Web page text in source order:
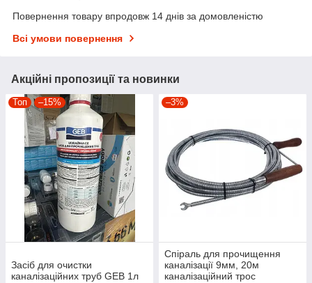
Повернення товару впродовж 14 днів за домовленістю
Всі умови повернення
Акційні пропозиції та новинки
Топ –15%
Засіб для очистки
каналізаційних труб GEB 1л
–3%
Спіраль для прочищення
каналізації 9мм, 20м
каналізаційний трос